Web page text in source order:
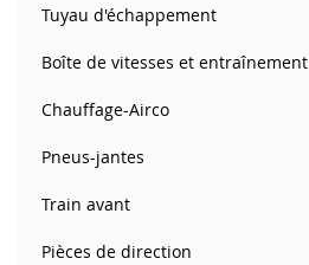
Tuyau d'échappement
Boîte de vitesses et entraînement
Chauffage-Airco
Pneus-jantes
Train avant
Pièces de direction